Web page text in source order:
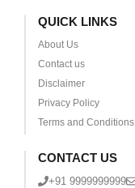
QUICK LINKS
About Us
Contact us
Disclaimer
Privacy Policy
Terms and Conditions
CONTACT US
+91 9999999999